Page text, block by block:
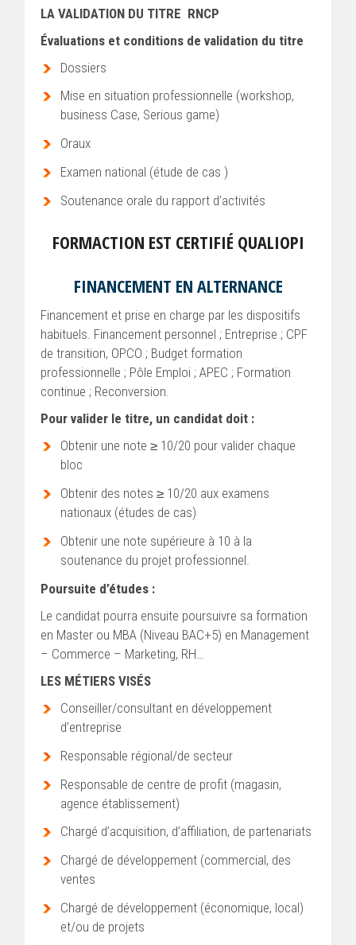
LA VALIDATION DU TITRE RNCP
Évaluations et conditions de validation du titre
Dossiers
Mise en situation professionnelle (workshop,
business Case, Serious game)
Oraux
Examen national (étude de cas )
Soutenance orale du rapport d’activités
FORMACTION EST CERTIFIÉ QUALIOPI
FINANCEMENT EN ALTERNANCE
Financement et prise en charge par les dispositifs
habituels. Financement personnel ; Entreprise ; CPF
de transition, OPCO ; Budget formation
professionnelle ; Pôle Emploi ; APEC ; Formation
continue ; Reconversion.
Pour valider le titre, un candidat doit :
Obtenir une note ≥ 10/20 pour valider chaque
bloc
Obtenir des notes ≥ 10/20 aux examens
nationaux (études de cas)
Obtenir une note supérieure à 10 à la
soutenance du projet professionnel.
Poursuite d’études :
Le candidat pourra ensuite poursuivre sa formation
en Master ou MBA (Niveau BAC+5) en Management
– Commerce – Marketing, RH…
LES MÉTIERS VISÉS
Conseiller/consultant en développement
d’entreprise
Responsable régional/de secteur
Responsable de centre de profit (magasin,
agence établissement)
Chargé d’acquisition, d’affiliation, de partenariats
Chargé de développement (commercial, des
ventes
Chargé de développement (économique, local)
et/ou de projets